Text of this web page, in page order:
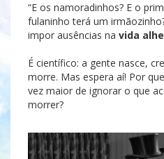
“E os namoradinhos? E o
fulaninho terá um
impor ausências na vida
É científico: a gente nasce,
morre. Mas espera aí! Por
vez maior de ignorar o que
morrer?